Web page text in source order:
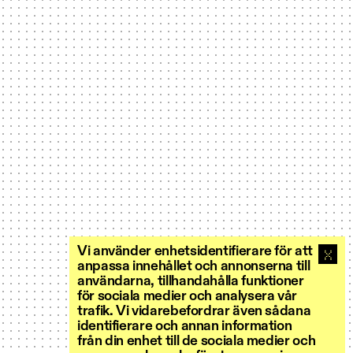
Vi använder enhetsidentifierare för att
anpassa innehållet och annonserna till
användarna, tillhandahålla funktioner
för sociala medier och analysera vår
trafik. Vi vidarebefordrar även sådana
identifierare och annan information
från din enhet till de sociala medier och